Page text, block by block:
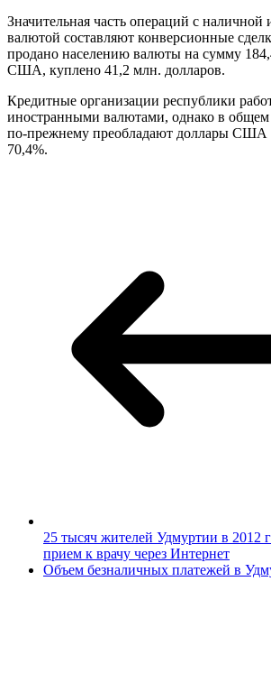
Значительная часть операций с наличной
валютой составляют конверсионные
продано населению валюты на сумму
США, куплено 41,2 млн. долларов.
Кредитные организации республики
иностранными валютами, однако в общем
по-прежнему преобладают доллары США
70,4%.
25 тысяч жителей Удмуртии в 2012
прием к врачу через Интернет
Объем безналичных платежей в